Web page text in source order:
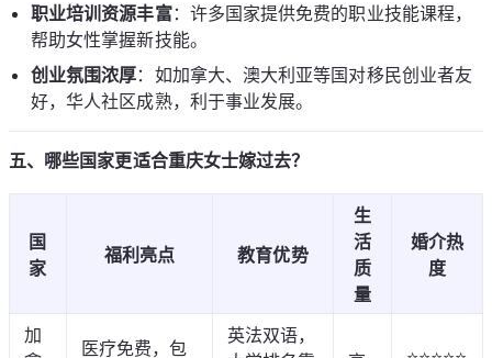
职业培训资源丰富：许多国家提供免费的职业技能课程，
帮助女性掌握新技能。
创业氛围浓厚：如加拿大、澳大利亚等国对移民创业者友
好，华人社区成熟，利于事业发展。
五、哪些国家更适合重庆女士嫁过去？
国
家
福利亮点 教育优势
生
活
质
量
婚介热
度
加
医疗免费，包
英法双语，